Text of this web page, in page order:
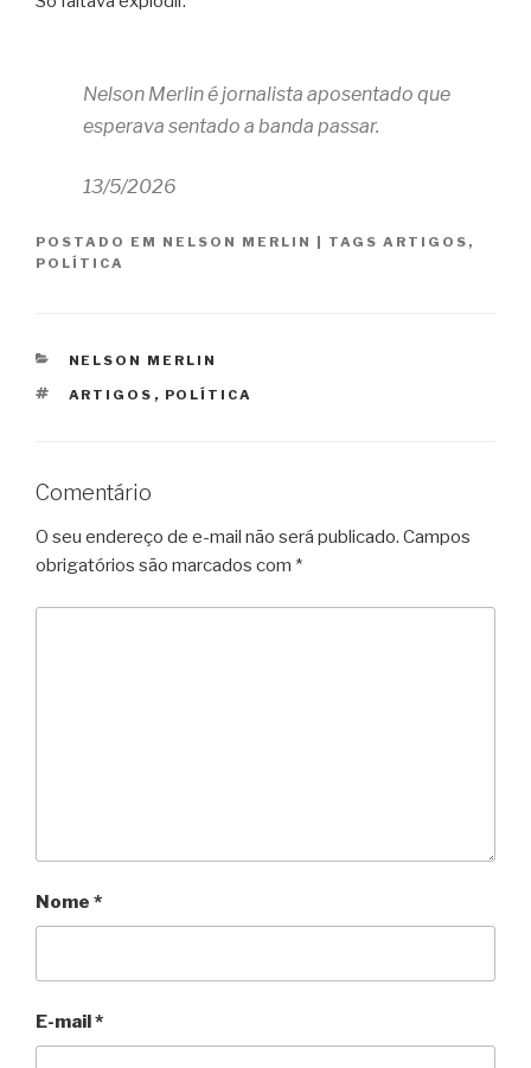
Nelson Merlin é jornalista aposentado que
esperava sentado a banda passar.
13/5/2026
POSTADO EM NELSON MERLIN | TAGS ARTIGOS ,
POLÍTICA
CATEGORIAS
NELSON MERLIN
TAGS
ARTIGOS , POLÍTICA
Comentário
O seu endereço de e-mail não será publicado. Campos
obrigatórios são marcados com *
Nome *
E-mail*